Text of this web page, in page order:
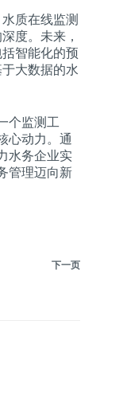
质在线监测
度。未来，
智能化的预
大数据的水
个监测工
心动力。通
水务企业实
管理迈向新
下一页